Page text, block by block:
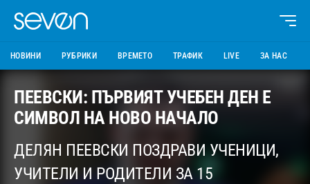
НОВИНИ РУБРИКИ ВРЕМЕТО ТРАФИК LIVE ЗА НАС
ПЕЕВСКИ: ПЪРВИЯТ УЧЕБЕН ДЕН Е
СИМВОЛ НА НОВО НАЧАЛО
ДЕЛЯН ПЕЕВСКИ ПОЗДРАВИ УЧЕНИЦИ,
УЧИТЕЛИ И РОДИТЕЛИ ЗА 15